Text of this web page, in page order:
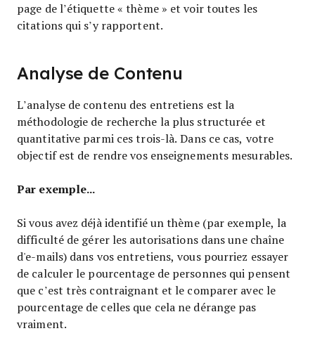
page de l’étiquette « thème » et voir toutes les
citations qui s’y rapportent.
Analyse de Contenu
L’analyse de contenu des entretiens est la
méthodologie de recherche la plus structurée et
quantitative parmi ces trois-là. Dans ce cas, votre
objectif est de rendre vos enseignements mesurables.
Par exemple...
Si vous avez déjà identifié un thème (par exemple, la
difficulté de gérer les autorisations dans une chaîne
d'e-mails) dans vos entretiens, vous pourriez essayer
de calculer le pourcentage de personnes qui pensent
que c’est très contraignant et le comparer avec le
pourcentage de celles que cela ne dérange pas
vraiment.